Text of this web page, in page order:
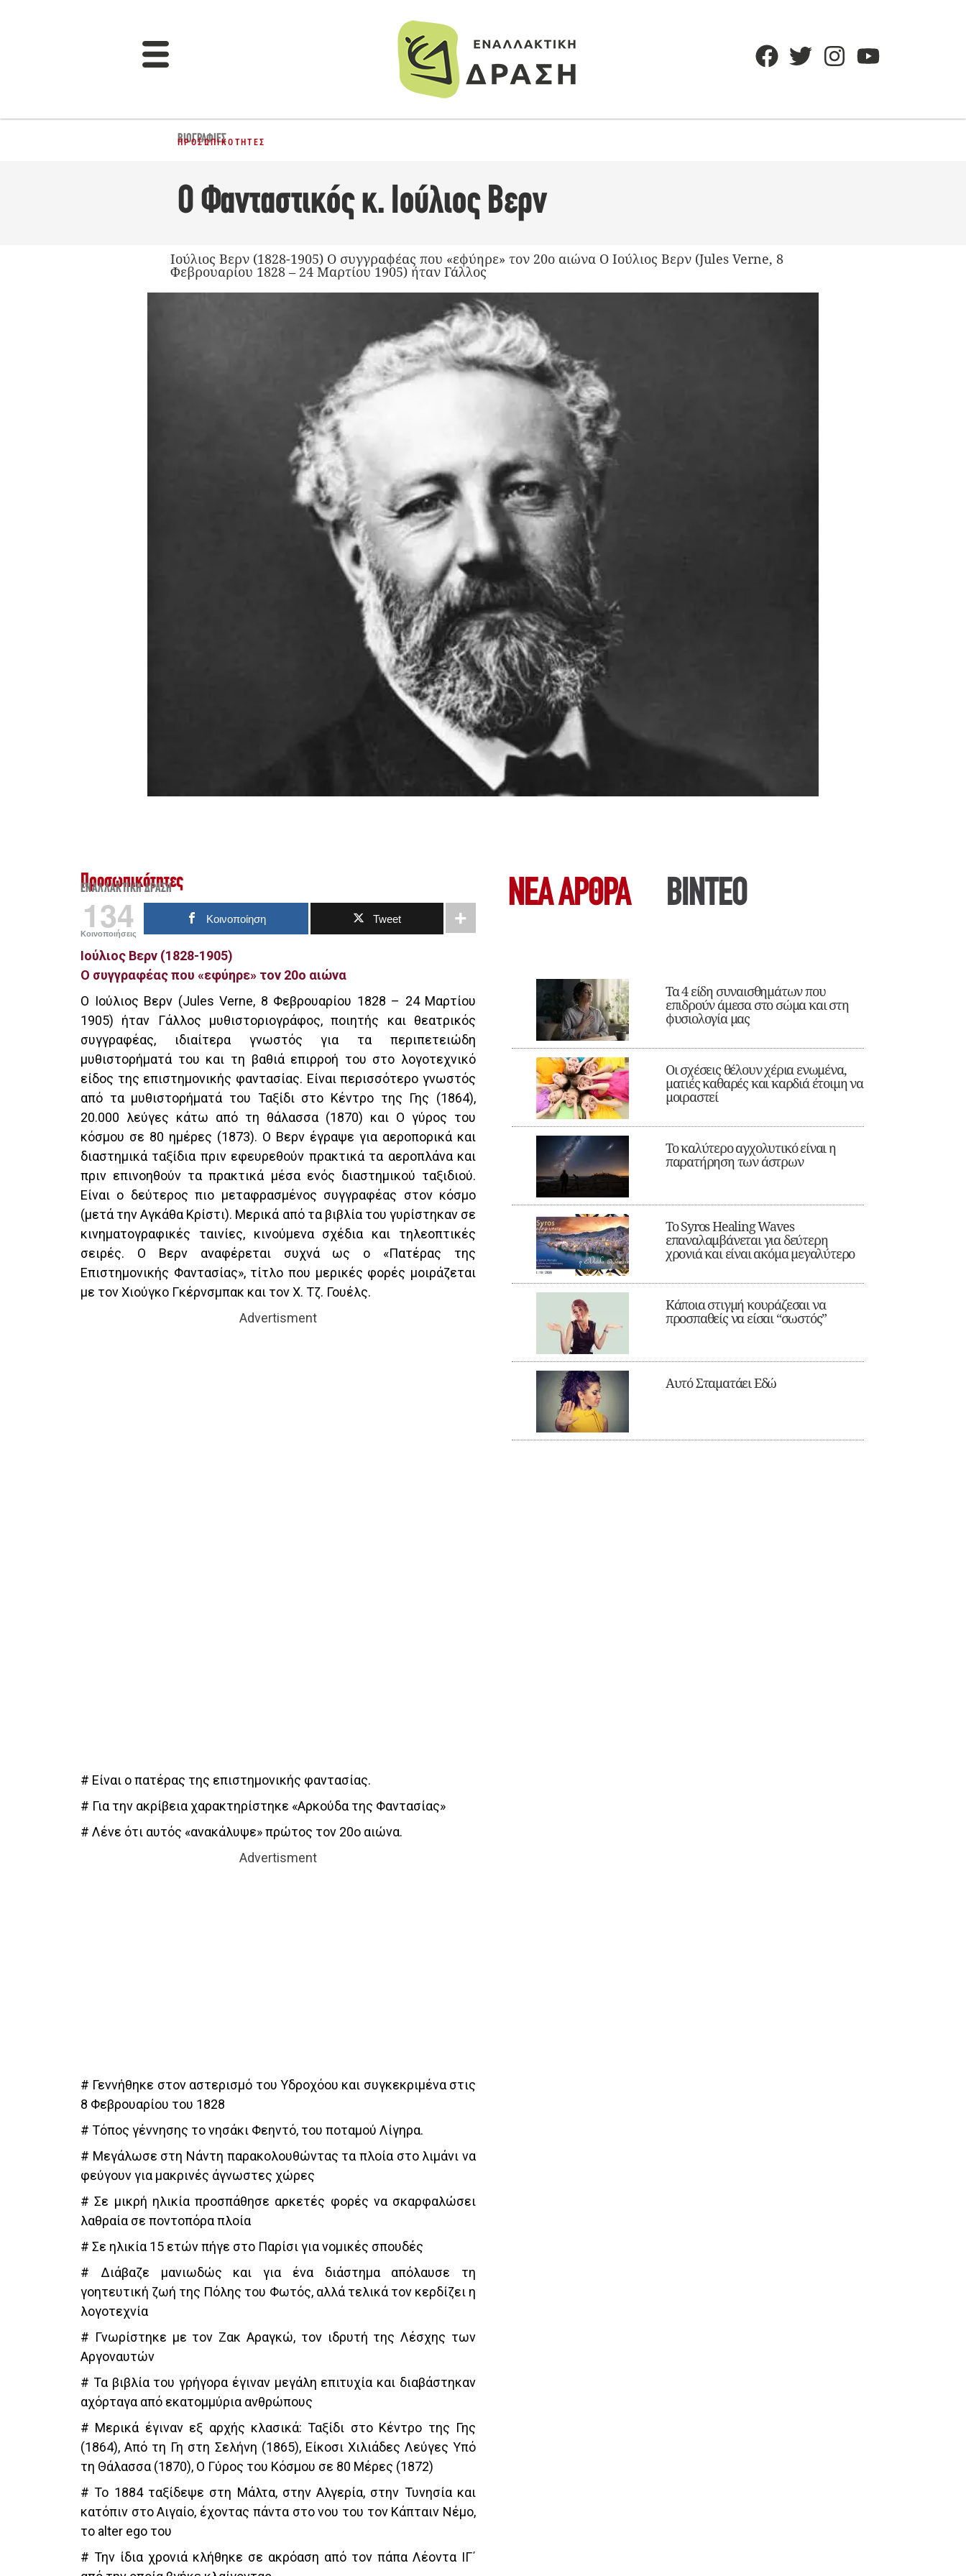
ΒΙΟΓΡΑΦΊΕΣ
ΠΡΟΣΩΠΙΚΌΤΗΤΕΣ
Ο Φανταστικός κ. Ιούλιος Βερν
Ιούλιος Βερν (1828-1905) O συγγραφέας που «εφύηρε» τον 20ο αιώνα Ο Ιούλιος Βερν (Jules Verne, 8
Φεβρουαρίου 1828 – 24 Μαρτίου 1905) ήταν Γάλλος
Προσωπικότητες
ΕΝΑΛΛΑΚΤΙΚΉ ΔΡΆΣΗ
134
Κοινοποιήσεις
Κοινοποίηση Tweet
Ιούλιος Βερν (1828-1905)
O συγγραφέας που «εφύηρε» τον 20ο αιώνα
Ο Ιούλιος Βερν (Jules Verne, 8 Φεβρουαρίου 1828 – 24 Μαρτίου
1905) ήταν Γάλλος μυθιστοριογράφος, ποιητής και θεατρικός
συγγραφέας, ιδιαίτερα γνωστός για τα περιπετειώδη
μυθιστορήματά του και τη βαθιά επιρροή του στο λογοτεχνικό
είδος της επιστημονικής φαντασίας. Είναι περισσότερο γνωστός
από τα μυθιστορήματά του Ταξίδι στο Κέντρο της Γης (1864),
20.000 λεύγες κάτω από τη θάλασσα (1870) και Ο γύρος του
κόσμου σε 80 ημέρες (1873). Ο Βερν έγραψε για αεροπορικά και
διαστημικά ταξίδια πριν εφευρεθούν πρακτικά τα αεροπλάνα και
πριν επινοηθούν τα πρακτικά μέσα ενός διαστημικού ταξιδιού.
Είναι ο δεύτερος πιο μεταφρασμένος συγγραφέας στον κόσμο
(μετά την Αγκάθα Κρίστι). Μερικά από τα βιβλία του γυρίστηκαν σε
κινηματογραφικές ταινίες, κινούμενα σχέδια και τηλεοπτικές
σειρές. Ο Βερν αναφέρεται συχνά ως ο «Πατέρας της
Επιστημονικής Φαντασίας», τίτλο που μερικές φορές μοιράζεται
με τον Χιούγκο Γκέρνσμπακ και τον Χ. Τζ. Γουέλς.
Advertisment
# Είναι ο πατέρας της επιστημονικής φαντασίας.
# Για την ακρίβεια χαρακτηρίστηκε «Αρκούδα της Φαντασίας»
# Λένε ότι αυτός «ανακάλυψε» πρώτος τον 20ο αιώνα.
Advertisment
# Γεννήθηκε στον αστερισμό του Υδροχόου και συγκεκριμένα στις
8 Φεβρουαρίου του 1828
# Τόπος γέννησης το νησάκι Φεηντό, του ποταμού Λίγηρα.
# Μεγάλωσε στη Νάντη παρακολουθώντας τα πλοία στο λιμάνι να
φεύγουν για μακρινές άγνωστες χώρες
# Σε μικρή ηλικία προσπάθησε αρκετές φορές να σκαρφαλώσει
λαθραία σε ποντοπόρα πλοία
# Σε ηλικία 15 ετών πήγε στο Παρίσι για νομικές σπουδές
# Διάβαζε μανιωδώς και για ένα διάστημα απόλαυσε τη
γοητευτική ζωή της Πόλης του Φωτός, αλλά τελικά τον κερδίζει η
λογοτεχνία
# Γνωρίστηκε με τον Ζακ Αραγκώ, τον ιδρυτή της Λέσχης των
Αργοναυτών
# Τα βιβλία του γρήγορα έγιναν μεγάλη επιτυχία και διαβάστηκαν
αχόρταγα από εκατομμύρια ανθρώπους
# Μερικά έγιναν εξ αρχής κλασικά: Ταξίδι στο Κέντρο της Γης
(1864), Από τη Γη στη Σελήνη (1865), Είκοσι Χιλιάδες Λεύγες Υπό
τη Θάλασσα (1870), Ο Γύρος του Κόσμου σε 80 Μέρες (1872)
# Το 1884 ταξίδεψε στη Μάλτα, στην Αλγερία, στην Τυνησία και
κατόπιν στο Αιγαίο, έχοντας πάντα στο νου του τον Κάπταιν Νέμο,
το alter ego του
# Την ίδια χρονιά κλήθηκε σε ακρόαση από τον πάπα Λέοντα ΙΓ΄
ΝΕΑ ΆΡΘΡΑ ΒΙΝΤΕΟ
Τα 4 είδη συναισθημάτων που
επιδρούν άμεσα στο σώμα και στη
φυσιολογία μας
Οι σχέσεις θέλουν χέρια ενωμένα,
ματιές καθαρές και καρδιά έτοιμη να
μοιραστεί
Το καλύτερο αγχολυτικό είναι η
παρατήρηση των άστρων
Το Syros Healing Waves
επαναλαμβάνεται για δεύτερη
χρονιά και είναι ακόμα μεγαλύτερο
Κάποια στιγμή κουράζεσαι να
προσπαθείς να είσαι “σωστός”
Αυτό Σταματάει Εδώ